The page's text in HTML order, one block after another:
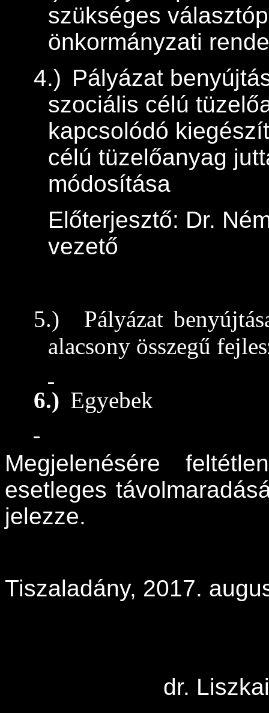
szükséges
önkormányzati
4.) Pályázat
szociális célú
kapcsolódó
célú tüzelőanyag
módosítása
Előterjesztő: Dr.
vezető
5.)
Pályázat
alacsony összegű
6.) Egyebek
Megjelenésére
esetleges
jelezze.
Tiszaladány, 2017.
dr.